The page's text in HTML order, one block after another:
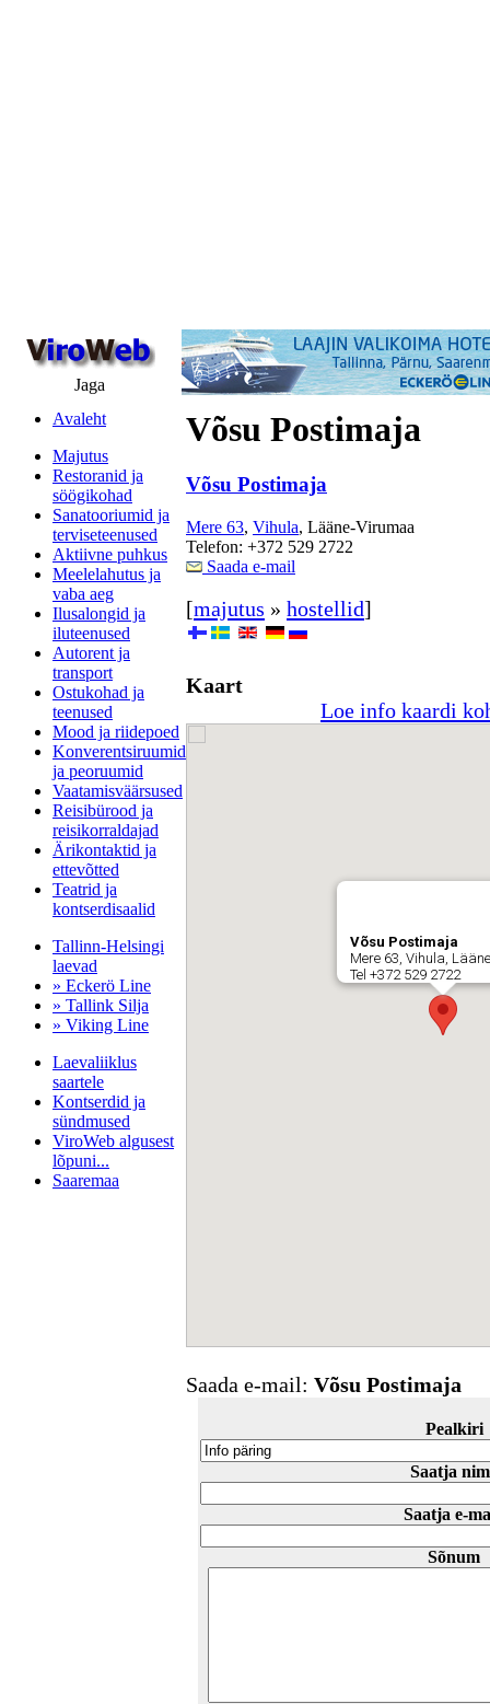
Jaga
Avaleht
Majutus
Restoranid ja
söögikohad
Sanatooriumid ja
terviseteenused
Aktiivne puhkus
Meelelahutus ja
vaba aeg
Ilusalongid ja
iluteenused
Autorent ja
transport
Ostukohad ja
teenused
Mood ja riidepoed
Konverentsiruumid
ja peoruumid
Vaatamisväärsused
Reisibürood ja
reisikorraldajad
Ärikontaktid ja
ettevõtted
Teatrid ja
kontserdisaalid
Tallinn-Helsingi
laevad
» Eckerö Line
» Tallink Silja
» Viking Line
Laevaliiklus
saartele
Kontserdid ja
sündmused
ViroWeb algusest
lõpuni...
Saaremaa
Võsu Postimaja
Võsu Postimaja
Mere 63, Vihula, Lääne-Virumaa
Telefon: +372 529 2722
Saada e-mail
[majutus » hostellid]
Kaart
Loe info kaardi
Võsu Postimaja
Mere 63, Vihula,
Tel +372 529 2722
Saada e-mail: Võsu Postimaja
Pealkiri
Saatja
Saatja e-
Sõnum